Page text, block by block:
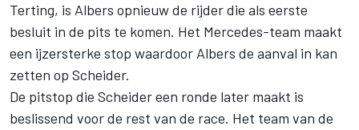
Terting, is Albers opnieuw de rijder die als eerste
besluit in de pits te komen. Het Mercedes-team maakt
een ijzersterke stop waardoor Albers de aanval in kan
zetten op Scheider.
De pitstop die Scheider een ronde later maakt is
beslissend voor de rest van de race. Het team van de